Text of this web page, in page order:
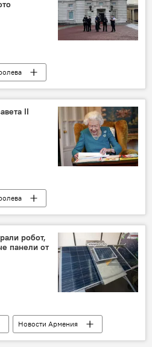
II
робот,
панели от
Новости Армения
солнечные панели